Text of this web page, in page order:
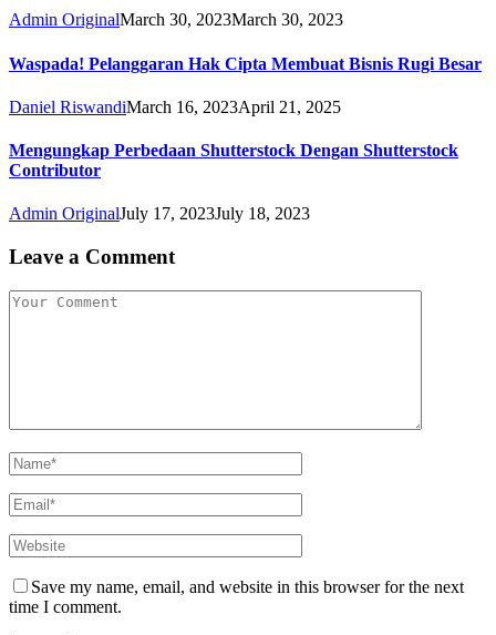
Admin OriginalMarch 30, 2023March 30, 2023
Waspada! Pelanggaran Hak Cipta Membuat Bisnis Rugi Besar
Daniel RiswandiMarch 16, 2023April 21, 2025
Mengungkap Perbedaan Shutterstock Dengan Shutterstock
Contributor
Admin OriginalJuly 17, 2023July 18, 2023
Leave a Comment
Save my name, email, and website in this browser for the next
time I comment.